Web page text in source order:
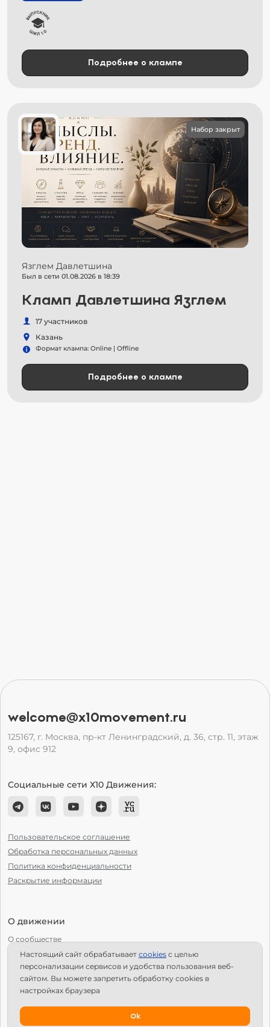
Подробнее о клампе
Набор закрыт
Язглем Давлетшина
Был в сети 01.08.2026 в 18:39
Кламп Давлетшина Язглем
17 участников
Казань
Формат клампа: Online | Offline
Подробнее о клампе
welcome@x10movement.ru
125167, г. Москва, пр-кт Ленинградский, д. 36, стр. 11, этаж
9, офис 912
Социальные сети Х10 Движения:
Пользовательское соглашение
Обработка персональных данных
Политика конфиденциальности
Раскрытие информации
О движении
О сообществе
С чего начать?
Структура Х10
Как стать региональным лидером?
Настоящий сайт обрабатывает сookies с целью
персонализации сервисов и удобства пользования веб-
сайтом. Вы можете запретить обработку сookies в
настройках браузера
Ok